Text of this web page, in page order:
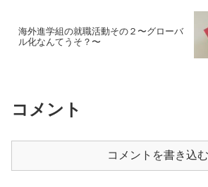
海外進学組の就職活動その２〜グローバ
ル化なんてうそ？〜
コメント
コメントを書き込む